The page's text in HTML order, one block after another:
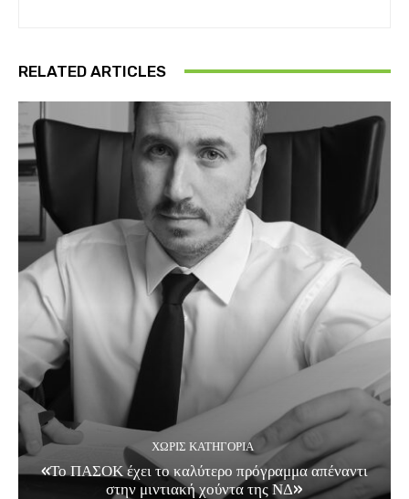
RELATED ARTICLES
ΧΩΡΊΣ ΚΑΤΗΓΟΡΊΑ
«Το ΠΑΣΟΚ έχει το καλύτερο πρόγραμμα απέναντι
στην μιντιακή χούντα της ΝΔ»